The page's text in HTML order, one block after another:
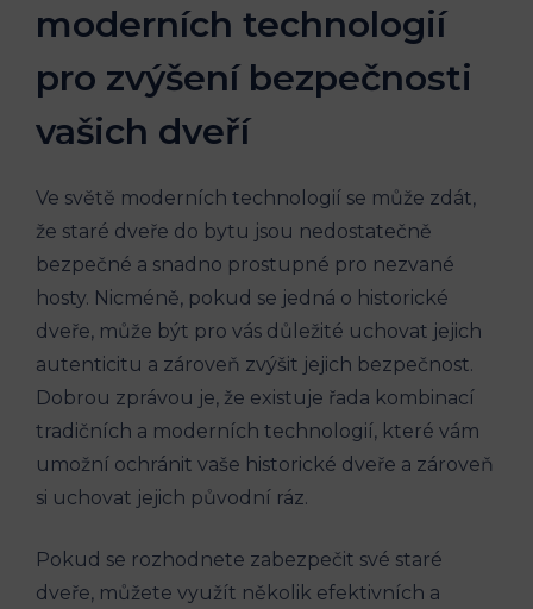
moderních technologií
pro zvýšení bezpečnosti
vašich dveří
Ve světě moderních technologií se může zdát,
že staré dveře do bytu jsou nedostatečně
bezpečné a snadno prostupné pro nezvané
hosty. Nicméně, pokud se jedná o historické
dveře, může být pro vás důležité uchovat jejich
autenticitu a zároveň zvýšit jejich bezpečnost.
Dobrou zprávou je, že existuje řada kombinací
tradičních a moderních technologií, které vám
umožní ochránit vaše historické dveře a zároveň
si uchovat jejich původní ráz.
Pokud se rozhodnete zabezpečit své staré
dveře, můžete využít několik efektivních a